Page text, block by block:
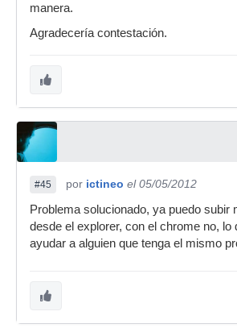
manera.
Agradecería contestación.
#45 por ictineo el 05/05/2012
Problema solucionado, ya puedo subir
desde el explorer, con el chrome no, lo
ayudar a alguien que tenga el mismo